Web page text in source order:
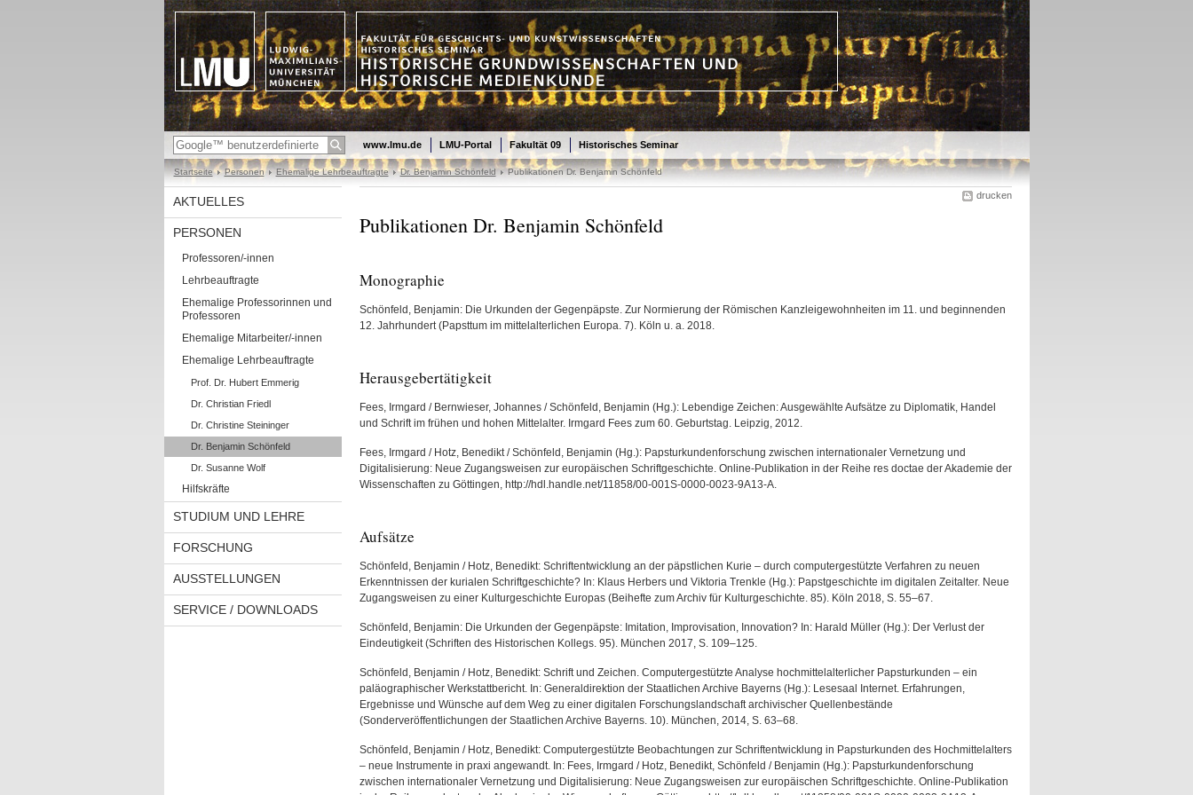
www.lmu.de LMU-Portal Fakultät 09 Historisches Seminar
Startseite Personen Ehemalige Lehrbeauftragte Dr. Benjamin Schönfeld Publikationen Dr. Benjamin Schönfeld
AKTUELLES
PERSONEN
Professoren/-innen
Lehrbeauftragte
Ehemalige Professorinnen und
Professoren
Ehemalige Mitarbeiter/-innen
Ehemalige Lehrbeauftragte
Prof. Dr. Hubert Emmerig
Dr. Christian Friedl
Dr. Christine Steininger
Dr. Benjamin Schönfeld
Dr. Susanne Wolf
Hilfskräfte
STUDIUM UND LEHRE
FORSCHUNG
AUSSTELLUNGEN
SERVICE / DOWNLOADS
drucken
Publikationen Dr. Benjamin Schönfeld
Monographie
Schönfeld, Benjamin: Die Urkunden der Gegenpäpste. Zur Normierung der Römischen Kanzleigewohnheiten im 11. und beginnenden
12. Jahrhundert (Papsttum im mittelalterlichen Europa. 7). Köln u. a. 2018.
Herausgebertätigkeit
Fees, Irmgard / Bernwieser, Johannes / Schönfeld, Benjamin (Hg.): Lebendige Zeichen: Ausgewählte Aufsätze zu Diplomatik, Handel
und Schrift im frühen und hohen Mittelalter. Irmgard Fees zum 60. Geburtstag. Leipzig, 2012.
Fees, Irmgard / Hotz, Benedikt / Schönfeld, Benjamin (Hg.): Papsturkundenforschung zwischen internationaler Vernetzung und
Digitalisierung: Neue Zugangsweisen zur europäischen Schriftgeschichte. Online-Publikation in der Reihe res doctae der Akademie der
Wissenschaften zu Göttingen, http://hdl.handle.net/11858/00-001S-0000-0023-9A13-A.
Aufsätze
Schönfeld, Benjamin / Hotz, Benedikt: Schriftentwicklung an der päpstlichen Kurie – durch computergestützte Verfahren zu neuen
Erkenntnissen der kurialen Schriftgeschichte? In: Klaus Herbers und Viktoria Trenkle (Hg.): Papstgeschichte im digitalen Zeitalter. Neue
Zugangsweisen zu einer Kulturgeschichte Europas (Beihefte zum Archiv für Kulturgeschichte. 85). Köln 2018, S. 55–67.
Schönfeld, Benjamin: Die Urkunden der Gegenpäpste: Imitation, Improvisation, Innovation? In: Harald Müller (Hg.): Der Verlust der
Eindeutigkeit (Schriften des Historischen Kollegs. 95). München 2017, S. 109–125.
Schönfeld, Benjamin / Hotz, Benedikt: Schrift und Zeichen. Computergestützte Analyse hochmittelalterlicher Papsturkunden – ein
paläographischer Werkstattbericht. In: Generaldirektion der Staatlichen Archive Bayerns (Hg.): Lesesaal Internet. Erfahrungen,
Ergebnisse und Wünsche auf dem Weg zu einer digitalen Forschungslandschaft archivischer Quellenbestände
(Sonderveröffentlichungen der Staatlichen Archive Bayerns. 10). München, 2014, S. 63–68.
Schönfeld, Benjamin / Hotz, Benedikt: Computergestützte Beobachtungen zur Schriftentwicklung in Papsturkunden des Hochmittelalters
– neue Instrumente in praxi angewandt. In: Fees, Irmgard / Hotz, Benedikt, Schönfeld / Benjamin (Hg.): Papsturkundenforschung
zwischen internationaler Vernetzung und Digitalisierung: Neue Zugangsweisen zur europäischen Schriftgeschichte. Online-Publikation